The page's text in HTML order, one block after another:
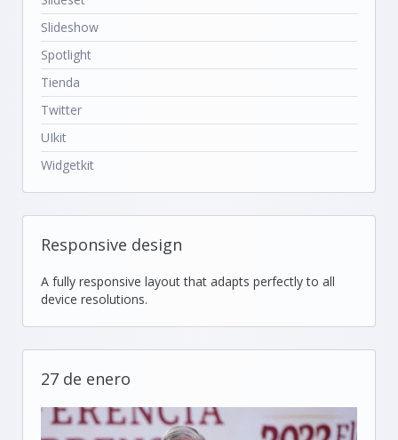
Slideshow
Spotlight
Tienda
Twitter
UIkit
Widgetkit
Responsive design
A fully responsive layout that adapts perfectly to all
device resolutions.
27 de enero